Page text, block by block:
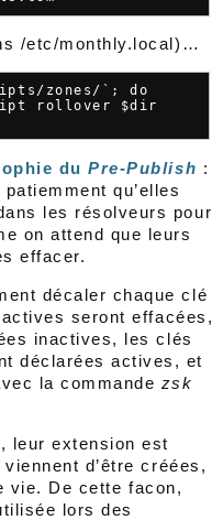
/etc/monthly.local)…
zones/`; do
rollover $dir
duPre-Publish :
qu’elles
les résolveurs pour
on attend que leurs
effacer.
décaler chaque clé
seront effacées,
inactives, les clés
déclarées actives, et
la commande zsk
leur extension est
d’être créées,
vie. De cette facon,
lors des